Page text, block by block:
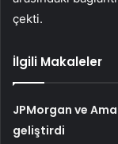
çekti.
İlgili Makaleler
JPMorgan ve
geliştirdi